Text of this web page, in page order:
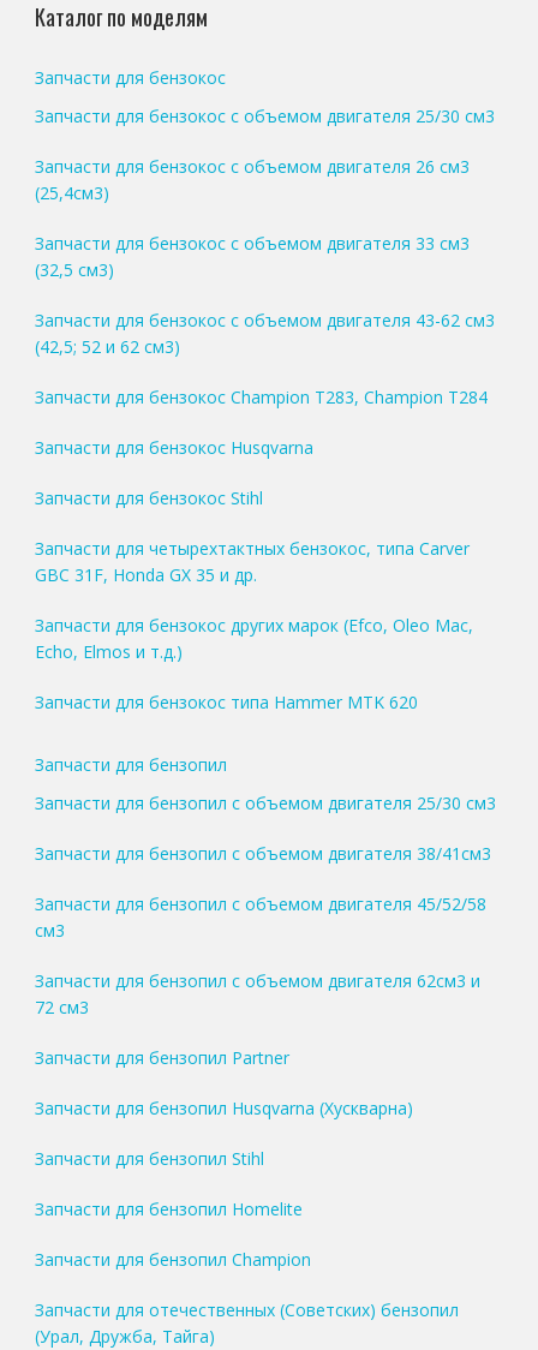
Каталог по моделям
Запчасти для бензокос
Запчасти для бензокос с объемом двигателя 25/30 см3
Запчасти для бензокос с объемом двигателя 26 см3
(25,4см3)
Запчасти для бензокос с объемом двигателя 33 см3
(32,5 см3)
Запчасти для бензокос с объемом двигателя 43-62 см3
(42,5; 52 и 62 см3)
Запчасти для бензокос Champion T283, Champion T284
Запчасти для бензокос Husqvarna
Запчасти для бензокос Stihl
Запчасти для четырехтактных бензокос, типа Carver
GBC 31F, Honda GX 35 и др.
Запчасти для бензокос других марок (Efco, Oleo Mac,
Echo, Elmos и т.д.)
Запчасти для бензокос типа Hammer MTK 620
Запчасти для бензопил
Запчасти для бензопил с объемом двигателя 25/30 см3
Запчасти для бензопил с объемом двигателя 38/41см3
Запчасти для бензопил с объемом двигателя 45/52/58
см3
Запчасти для бензопил с объемом двигателя 62см3 и
72 см3
Запчасти для бензопил Partner
Запчасти для бензопил Husqvarna (Хускварна)
Запчасти для бензопил Stihl
Запчасти для бензопил Homelite
Запчасти для бензопил Champion
Запчасти для отечественных (Советских) бензопил
(Урал, Дружба, Тайга)